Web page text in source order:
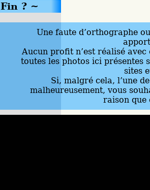
Fin ?
Une faute d’orthographe
Aucun profit n’est réalisé
toutes les photos ici présentes
sites
Si, malgré cela, l’une
malheureusement, vous
raison que